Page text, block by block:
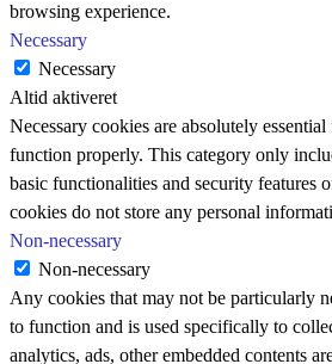
browsing experience.
Necessary
Necessary
Altid aktiveret
Necessary cookies are absolutely
function properly. This category only
basic functionalities and security features
cookies do not store any personal
Non-necessary
Non-necessary
Any cookies that may not be particularly
to function and is used specifically to
analytics, ads, other embedded contents